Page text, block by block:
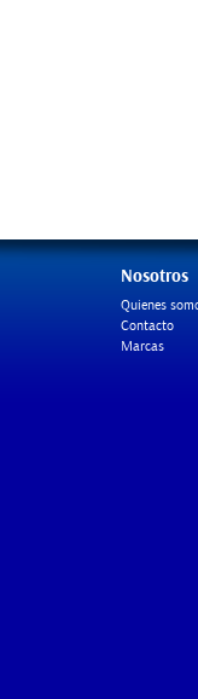
Nosotros
Quienes
Contacto
Marcas